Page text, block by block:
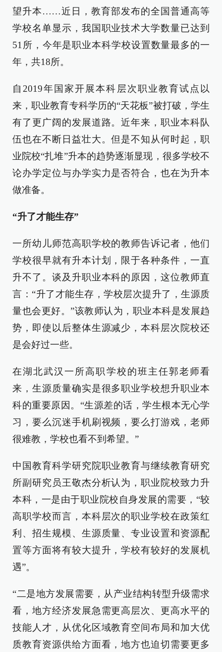
望升本……近日，教育部发布的全国普通高等
学校名单显示，我国职业技术大学数量已达到
51所，今年是职业本科学校设置数量最多的一
年，共18所。
自2019年国家开展本科层次职业教育试点以
来，职业教育专科学历的“天花板”被打破，学生
有了更广阔的发展道路。近年来，职业本科队
伍也在不断日益壮大。但是不知从何时起，职
业院校“扎堆”升本的趋势逐渐显现，很多学校不
论办学定位与办学实力是否符合，也在为升本
做准备。
“升了才能生存”
一所幼儿师范高职学校的教师告诉记者，他们
学校很早就有升本计划，限于各种条件，一直
升不了。谈及升职业本科的原因，这位教师直
言：“升了才能生存，学校层次提升了，生源质
量也会更好。”该教师认为，职业本科是发展趋
势，即使以后整体生源减少，本科层次院校还
是会好过一些。
在湖北武汉一所高职学校的班主任郭老师看
来，生源质量确实是很多职业学校想升职业本
科的重要原因。“生源差的话，学生根本无心学
习，要么沉迷手机刷视频，要么打游戏，老师
很难教，学校也看不到希望。”
中国教育科学研究院职业教育与继续教育研究
所副研究员王敬杰分析认为，职业院校致力升
本科，一是由于职业院校自身发展的需要，“较
高职学校而言，本科层次的职业学校在政策红
利、招生规模、生源质量、专业设置和资源配
置等方面将有较大提升，学校有较好的发展机
遇”。
“二是地方发展需要，从产业结构转型升级需求
看，地方经济发展急需更高层次、更高水平的
技能人才，从优化区域教育空间布局和加大优
质教育资源供给方面看，地方也迫切需要更多